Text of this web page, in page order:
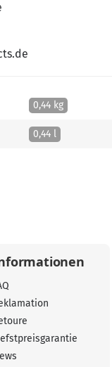
0,44 kg
0,44 l